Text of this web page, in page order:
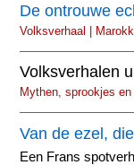
De ontrouwe
Volksverhaal |
Volksverhalen
Mythen, sprookjes
Van de ezel,
Een Frans